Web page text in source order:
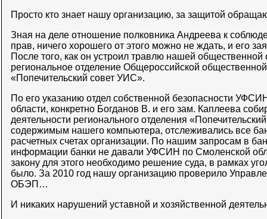
Просто кто знает нашу организацию, за защитой
Зная на деле отношение полковника Андреева к
прав, ничего хорошего от этого можно не ждать, и его
После того, как он устроил травлю нашей
региональное отделение Общероссийской
«Попечительский совет УИС».
По его указанию отдел собственной безопасности
области, конкретно Богданов В. и его зам. Каплеева
деятельности регионального отделения
содержимым нашего компьютера, отслеживались все
расчетных счетах организации. По нашим запросам в
информации банки не давали УФСИН по Смоленской
закону для этого необходимо решение суда, в рамках
было. За 2010 год нашу организацию проверило
ОБЭП…
И никаких нарушений уставной и хозяйственной